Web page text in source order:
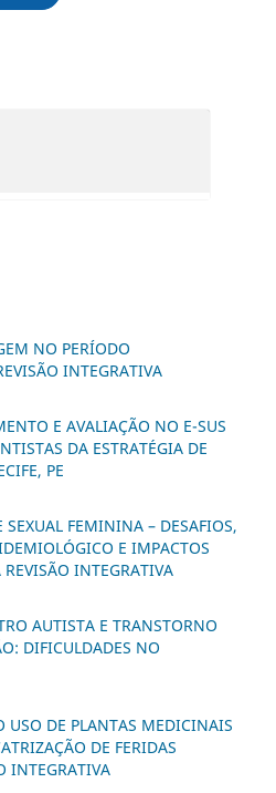
NO PERÍODO
INTEGRATIVA
E AVALIAÇÃO NO E-SUS
DA ESTRATÉGIA DE
PE
SEXUAL FEMININA – DESAFIOS,
E IMPACTOS
INTEGRATIVA
AUTISTA E TRANSTORNO
DIFICULDADES NO
USO DE PLANTAS MEDICINAIS
DE FERIDAS
INTEGRATIVA